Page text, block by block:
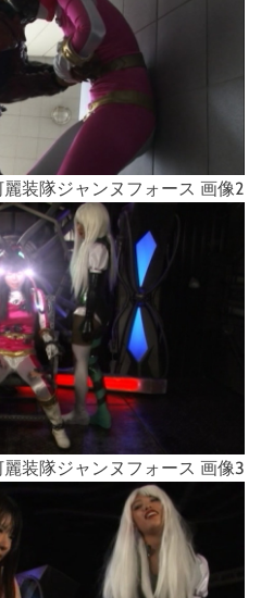
装隊ジャンヌフォース 画像2
装隊ジャンヌフォース 画像3